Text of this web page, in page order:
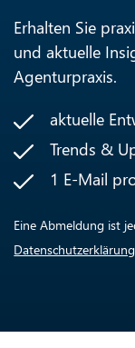
Erhalten Sie
und aktuelle
Agenturpraxis.
aktuelle
Trends &
1 E-Mail
Eine Abmeldung ist
Datenschutzerklärung